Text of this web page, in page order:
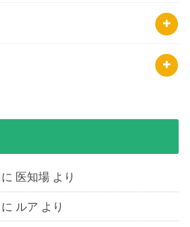
に 医知場 より
に ルア より